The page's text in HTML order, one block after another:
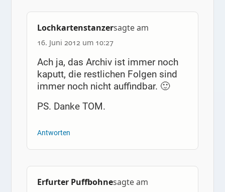
Lochkartenstanzersagte am
16. Juni 2012 um 10:27
Ach ja, das Archiv ist immer noch
kaputt, die restlichen Folgen sind
immer noch nicht auffindbar. 🙂
PS. Danke TOM.
Antworten
Erfurter Puffbohnesagte am